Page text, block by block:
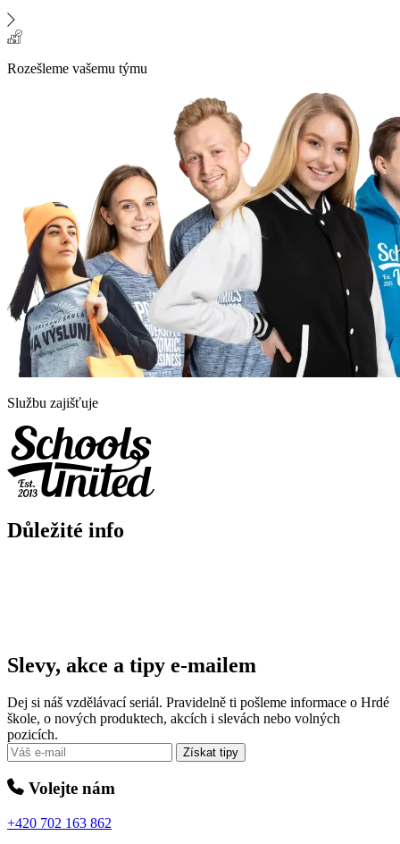
Rozešleme vašemu týmu
Službu zajišťuje
Důležité info
Slevy, akce a tipy e-mailem
Dej si náš vzdělávací seriál. Pravidelně ti pošleme informace o Hrdé
škole, o nových produktech, akcích i slevách nebo volných
pozicích.
Získat tipy
Volejte nám
+420 702 163 862